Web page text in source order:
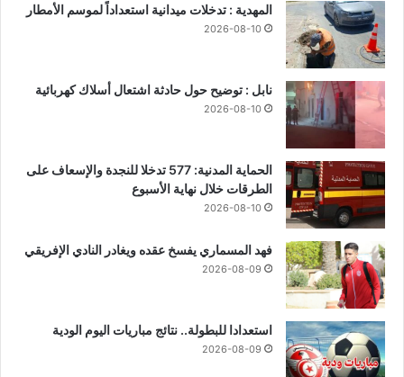
المهدية : تدخلات ميدانية استعداداً لموسم الأمطار
2026-08-10
نابل : توضيح حول حادثة اشتعال أسلاك كهربائية
2026-08-10
الحماية المدنية: 577 تدخلا للنجدة والإسعاف على
الطرقات خلال نهاية الأسبوع
2026-08-10
فهد المسماري يفسخ عقده ويغادر النادي الإفريقي
2026-08-09
استعدادا للبطولة.. نتائج مباريات اليوم الودية
2026-08-09